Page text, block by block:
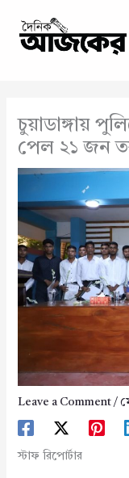
content
চুয়াডাঙ্গায়
পেল ২১ জন
Leave a Comment /
স্টাফ রিপোর্টার